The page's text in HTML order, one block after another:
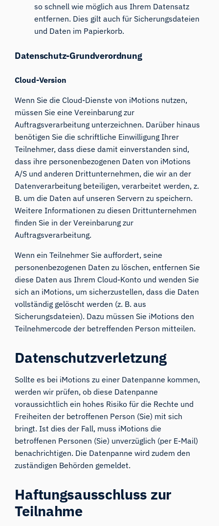
so schnell wie möglich aus Ihrem Datensatz
entfernen. Dies gilt auch für Sicherungsdateien
und Daten im Papierkorb.
Datenschutz-Grundverordnung
Cloud-Version
Wenn Sie die Cloud-Dienste von iMotions nutzen,
müssen Sie eine Vereinbarung zur
Auftragsverarbeitung unterzeichnen. Darüber hinaus
benötigen Sie die schriftliche Einwilligung Ihrer
Teilnehmer, dass diese damit einverstanden sind,
dass ihre personenbezogenen Daten von iMotions
A/S und anderen Drittunternehmen, die wir an der
Datenverarbeitung beteiligen, verarbeitet werden, z.
B. um die Daten auf unseren Servern zu speichern.
Weitere Informationen zu diesen Drittunternehmen
finden Sie in der Vereinbarung zur
Auftragsverarbeitung.
Wenn ein Teilnehmer Sie auffordert, seine
personenbezogenen Daten zu löschen, entfernen Sie
diese Daten aus Ihrem Cloud-Konto und wenden Sie
sich an iMotions, um sicherzustellen, dass die Daten
vollständig gelöscht werden (z. B. aus
Sicherungsdateien). Dazu müssen Sie iMotions den
Teilnehmercode der betreffenden Person mitteilen.
Datenschutzverletzung
Sollte es bei iMotions zu einer Datenpanne kommen,
werden wir prüfen, ob diese Datenpanne
voraussichtlich ein hohes Risiko für die Rechte und
Freiheiten der betroffenen Person (Sie) mit sich
bringt. Ist dies der Fall, muss iMotions die
betroffenen Personen (Sie) unverzüglich (per E-Mail)
benachrichtigen. Die Datenpanne wird zudem den
zuständigen Behörden gemeldet.
Haftungsausschluss zur
Teilnahme